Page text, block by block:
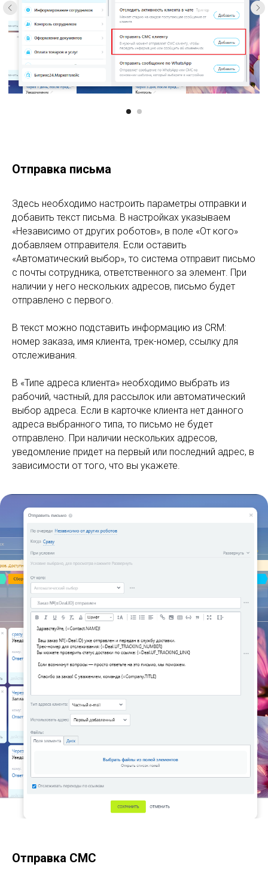
Отправка письма
Здесь необходимо настроить параметры отправки и
добавить текст письма. В настройках указываем
«Независимо от других роботов», в поле «От кого»
добавляем отправителя. Если оставить
«Автоматический выбор», то система отправит письмо
с почты сотрудника, ответственного за элемент. При
наличии у него нескольких адресов, письмо будет
отправлено с первого.
В текст можно подставить информацию из CRM:
номер заказа, имя клиента, трек-номер, ссылку для
отслеживания.
В «Типе адреса клиента» необходимо выбрать из
рабочий, частный, для рассылок или автоматический
выбор адреса. Если в карточке клиента нет данного
адреса выбранного типа, то письмо не будет
отправлено. При наличии нескольких адресов,
уведомление придет на первый или последний адрес, в
зависимости от того, что вы укажете.
Отправка СМС